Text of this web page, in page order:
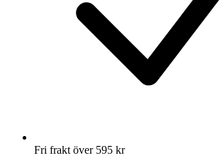
Fri frakt över 595 kr